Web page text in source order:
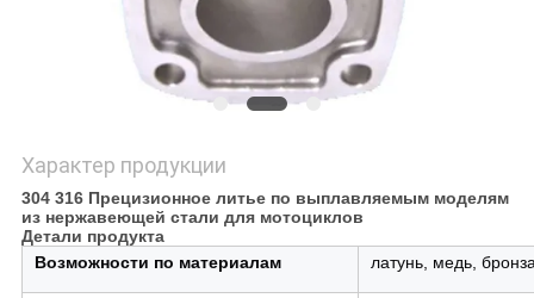
Характер продукции
304 316 Прецизионное литье по выплавляемым моделям
из нержавеющей стали для мотоциклов
Детали продукта
Возможности по материалам
латунь, медь,